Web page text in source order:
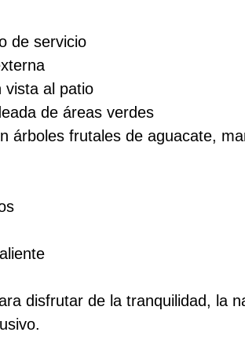
de servicio
vista al patio
de áreas verdes
árboles frutales de aguacate,
disfrutar de la tranquilidad, la